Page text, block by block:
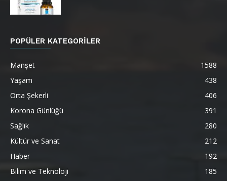
POPÜLER KATEGORİLER
Manşet
1588
Yaşam
438
Orta Şekerli
406
Korona Günlüğü
391
Sağlık
280
Kültür ve Sanat
212
Haber
192
Bilim ve Teknoloji
185